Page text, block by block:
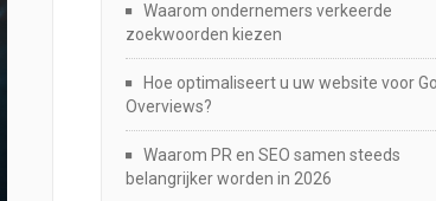
Waarom ondernemers verkeerde
zoekwoorden kiezen
Hoe optimaliseert u uw website voor
Overviews?
Waarom PR en SEO samen steeds
belangrijker worden in 2026